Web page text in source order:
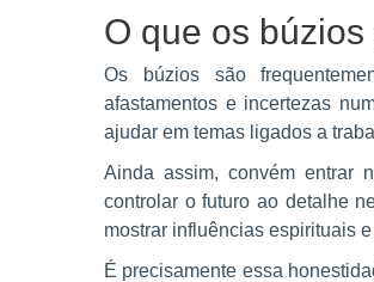
O que os
Os búzios são
afastamentos e incertezas
ajudar em temas ligados a
Ainda assim, convém entrar
controlar o futuro ao detalhe
mostrar influências espirituais
É precisamente essa